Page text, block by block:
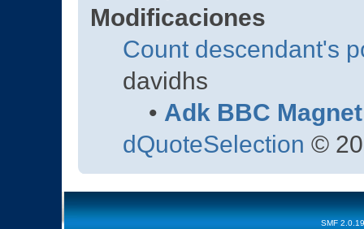
Modificaciones
Count descendant's
davidhs
• Adk BBC Magnet
dQuoteSelection ©
SMF 2.0.19